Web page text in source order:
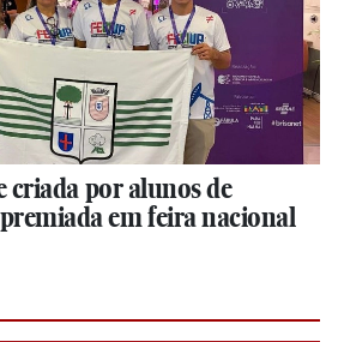
criada por alunos de
em feira nacional